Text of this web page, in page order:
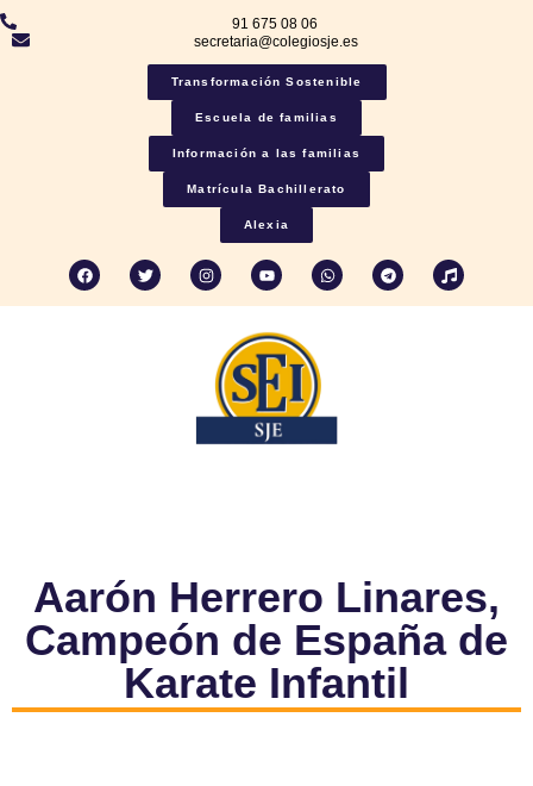
91 675 08 06
secretaria@colegiosje.es
Transformación Sostenible
Escuela de familias
Información a las familias
Matrícula Bachillerato
Alexia
Aarón Herrero Linares,
Campeón de España de
Karate Infantil